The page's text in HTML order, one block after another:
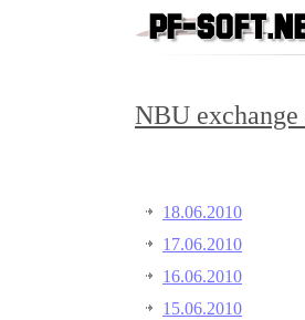
NBU exchange
18.06.2010
17.06.2010
16.06.2010
15.06.2010